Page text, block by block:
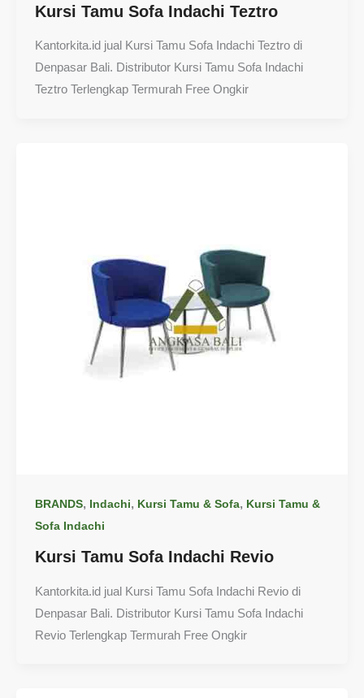
Kursi Tamu Sofa Indachi Teztro
Kantorkita.id jual Kursi Tamu Sofa Indachi Teztro di
Denpasar Bali. Distributor Kursi Tamu Sofa Indachi
Teztro Terlengkap Termurah Free Ongkir
BRANDS, Indachi, Kursi Tamu & Sofa, Kursi Tamu &
Sofa Indachi
Kursi Tamu Sofa Indachi Revio
Kantorkita.id jual Kursi Tamu Sofa Indachi Revio di
Denpasar Bali. Distributor Kursi Tamu Sofa Indachi
Revio Terlengkap Termurah Free Ongkir